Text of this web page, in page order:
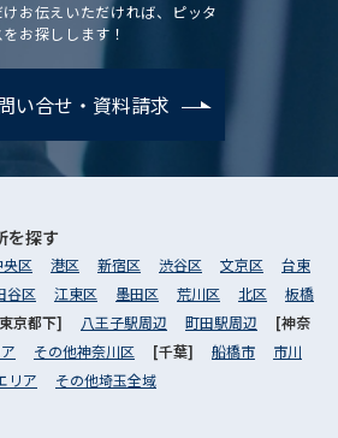
お伝えいただければ、ピッタ
お探しします！
い合せ・資料請求
を探す
央区 港区 新宿区 渋谷区 文京区
台東
谷区 江東区 墨田区 荒川区 北区
板橋
京都下] 八王子駅周辺 町田駅周辺
[神奈
その他神奈川区 [千葉] 船橋市
市川
リア その他埼玉全域